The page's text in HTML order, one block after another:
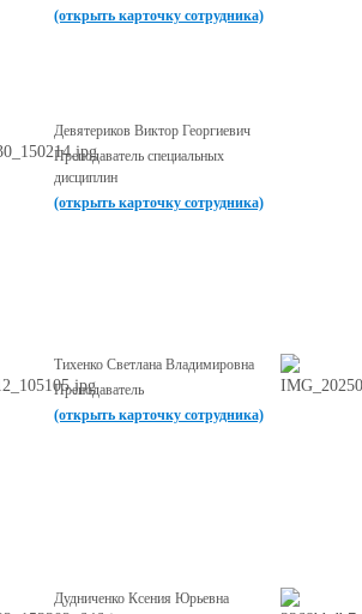
(открыть карточку сотрудника)
Девятериков Виктор Георгиевич
Преподаватель специальных
дисциплин
(открыть карточку сотрудника)
Тихенко Светлана Владимировна
Преподаватель
(открыть карточку сотрудника)
Дудниченко Ксения Юрьевна